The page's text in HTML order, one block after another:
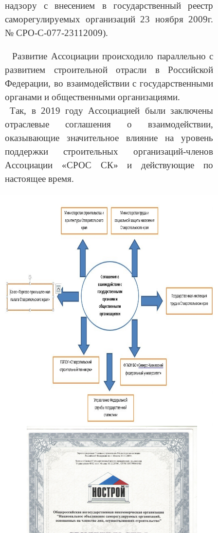
надзору с внесением в государственный реестр
саморегулируемых организаций 23 ноября 2009г.
№ СРО-С-077-23112009).
Развитие Ассоциации происходило параллельно с
развитием строительной отрасли в Российской
Федерации, во взаимодействии с государственными
органами и общественными организациями.
Так, в 2019 году Ассоциацией были заключены
отраслевые соглашения о взаимодействии,
оказывающие значительное влияние на уровень
поддержки строительных организаций-членов
Ассоциации «СРОС СК» и действующие по
настоящее время.